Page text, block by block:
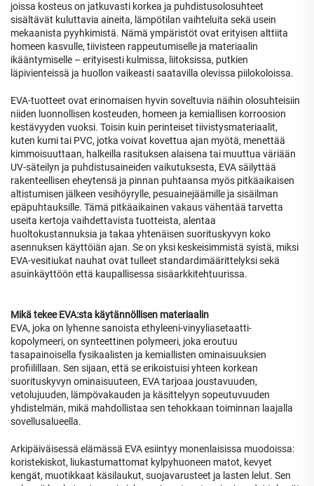
joissa kosteus on jatkuvasti korkea ja puhdistusolosuhteet
sisältävät kuluttavia aineita, lämpötilan vaihteluita sekä usein
mekaanista pyyhkimistä. Nämä ympäristöt ovat erityisen alttiita
homeen kasvulle, tiivisteen rappeutumiselle ja materiaalin
ikääntymiselle – erityisesti kulmissa, liitoksissa, putkien
läpivienteissä ja huollon vaikeasti saatavilla olevissa piilokoloissa.
EVA-tuotteet ovat erinomaisen hyvin soveltuvia näihin olosuhteisiin
niiden luonnollisen kosteuden, homeen ja kemiallisen korroosion
kestävyyden vuoksi. Toisin kuin perinteiset tiivistysmateriaalit,
kuten kumi tai PVC, jotka voivat kovettua ajan myötä, menettää
kimmoisuuttaan, halkeilla rasituksen alaisena tai muuttua väriään
UV-säteilyn ja puhdistusaineiden vaikutuksesta, EVA säilyttää
rakenteellisen eheytensä ja pinnan puhtaansa myös pitkäaikaisen
altistumisen jälkeen vesihöyrylle, pesuainejäämille ja sisäilman
epäpuhtauksille. Tämä pitkäaikainen vakaus vähentää tarvetta
useita kertoja vaihdettavista tuotteista, alentaa
huoltokustannuksia ja takaa yhtenäisen suorituskyvyn koko
asennuksen käyttöiän ajan. Se on yksi keskeisimmistä syistä, miksi
EVA-vesitiukat nauhat ovat tulleet standardimäärittelyksi sekä
asuinkäyttöön että kaupallisessa sisäarkkitehtuurissa.
Mikä tekee EVA:sta käytännöllisen materiaalin
EVA, joka on lyhenne sanoista ethyleeni-vinyyliasetaatti-
kopolymeeri, on synteettinen polymeeri, joka eroutuu
tasapainoisella fysikaalisten ja kemiallisten ominaisuuksien
profiilillaan. Sen sijaan, että se erikoistuisi yhteen korkean
suorituskyvyn ominaisuuteen, EVA tarjoaa joustavuuden,
vetolujuuden, lämpövakauden ja käsittelyyn sopeutuvuuden
yhdistelmän, mikä mahdollistaa sen tehokkaan toiminnan laajalla
sovellusalueella.
Arkipäiväisessä elämässä EVA esiintyy monenlaisissa muodoissa:
koristekiskot, liukastumattomat kylpyhuoneen matot, kevyet
kengät, muotikkaat käsilaukut, suojavarusteet ja lasten lelut. Sen